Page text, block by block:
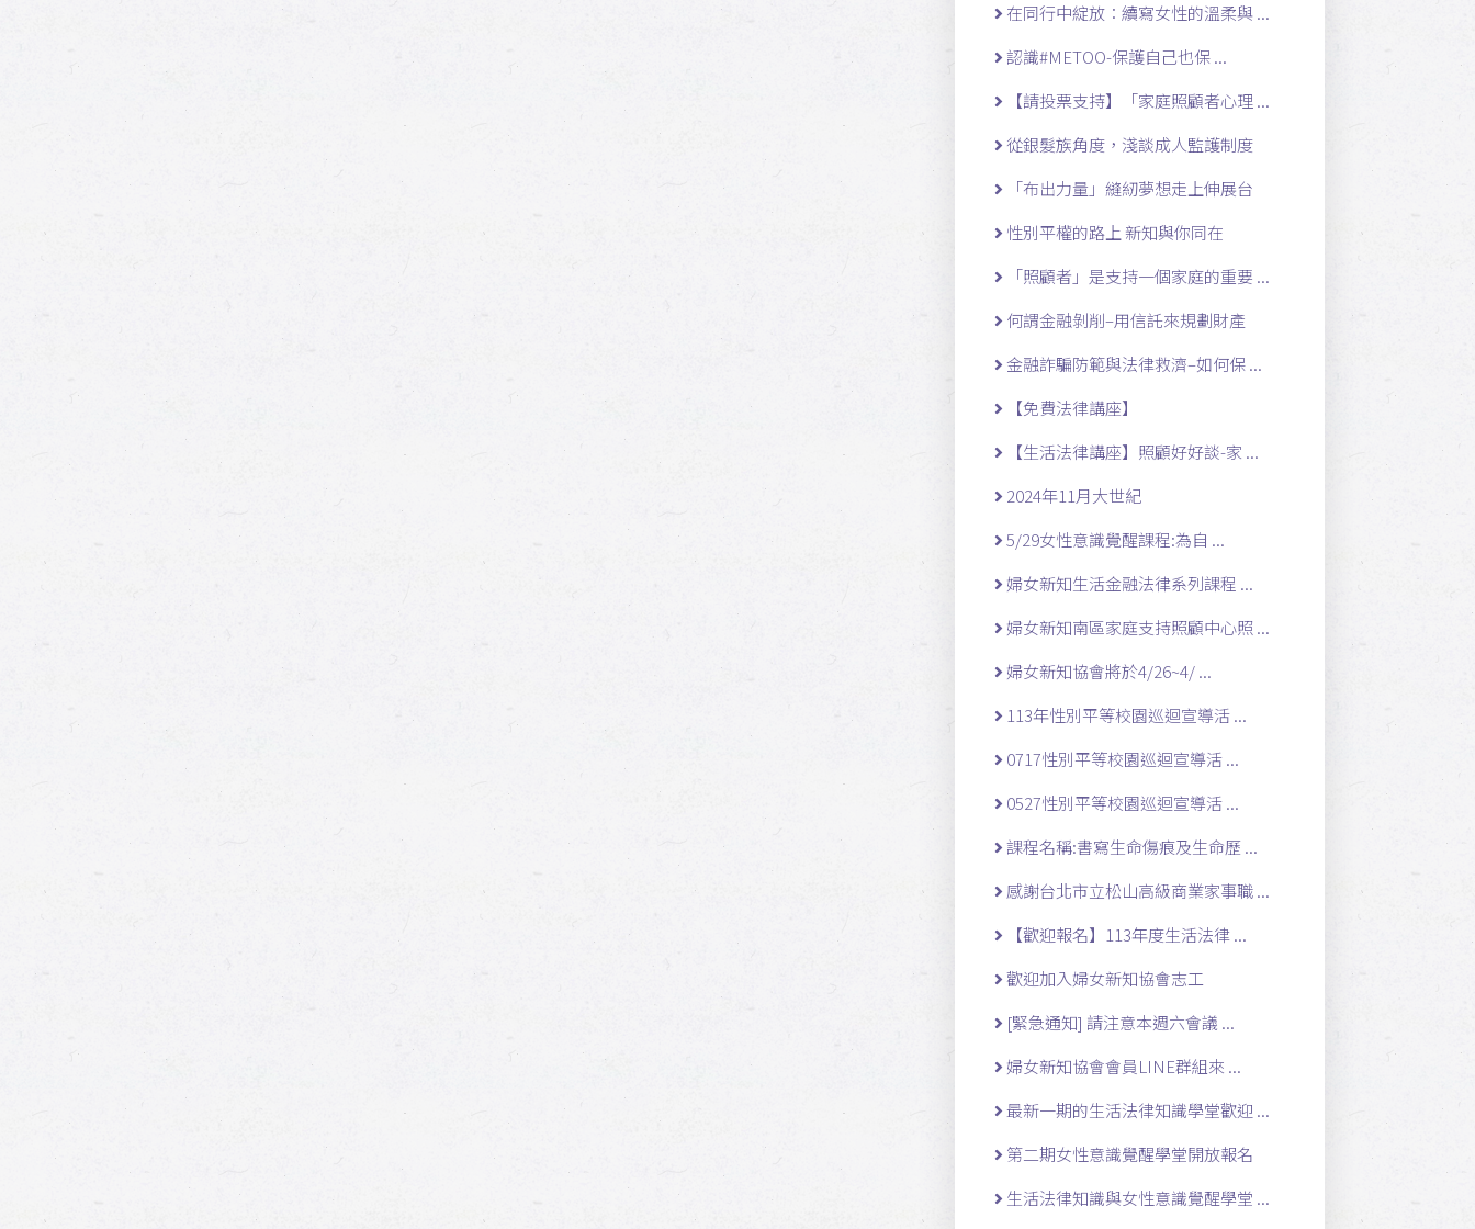
在同行中綻放：續寫女性的溫柔與 ...
認識#METOO-保護自己也保 ...
【請投票支持】「家庭照顧者心理 ...
從銀髮族角度，淺談成人監護制度
「布出力量」縫紉夢想走上伸展台
性別平權的路上 新知與你同在
「照顧者」是支持一個家庭的重要 ...
何謂金融剝削–用信託來規劃財產
金融詐騙防範與法律救濟–如何保 ...
【免費法律講座】
【生活法律講座】照顧好好談-家 ...
2024年11月大世紀
5/29女性意識覺醒課程:為自 ...
婦女新知生活金融法律系列課程 ...
婦女新知南區家庭支持照顧中心照 ...
婦女新知協會將於4/26~4/ ...
113年性別平等校園巡迴宣導活 ...
0717性別平等校園巡迴宣導活 ...
0527性別平等校園巡迴宣導活 ...
課程名稱:書寫生命傷痕及生命歷 ...
感謝台北市立松山高級商業家事職 ...
【歡迎報名】113年度生活法律 ...
歡迎加入婦女新知協會志工
[緊急通知] 請注意本週六會議 ...
婦女新知協會會員LINE群組來 ...
最新一期的生活法律知識學堂歡迎 ...
第二期女性意識覺醒學堂開放報名
生活法律知識與女性意識覺醒學堂 ...